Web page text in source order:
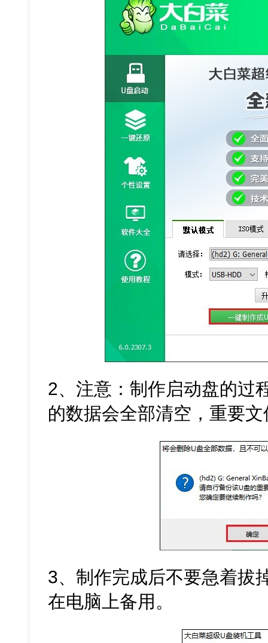
2、注意：制作启动盘的过
的数据会全部清空，重要
3、制作完成后不要急着拔
在电脑上备用。